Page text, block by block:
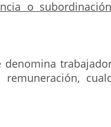
o
denomina